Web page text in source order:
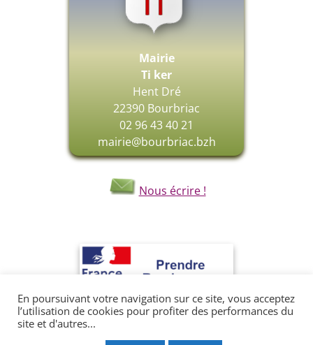
Mairie
Ti ker
Hent Dré
22390 Bourbriac
02 96 43 40 21
mairie@bourbriac.bzh
Nous écrire !
En poursuivant votre navigation sur ce site, vous acceptez
l’utilisation de cookies pour profiter des performances du
site et d'autres...